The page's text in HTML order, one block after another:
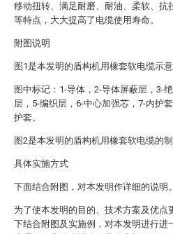
移动扭转、满足耐磨、耐油、柔软、抗
等特点，大大提高了电缆使用寿命。
附图说明
图1是本发明的盾构机用橡套软电缆示意
图中标记：1-导体，2-导体屏蔽层，3-
层，5-编织层，6-中心加强芯，7-内护
护套。
图2是本发明的盾构机用橡套软电缆的制
具体实施方式
下面结合附图，对本发明作详细的说明。
为了使本发明的目的、技术方案及优点
下结合附图及实施例，对本发明进行进